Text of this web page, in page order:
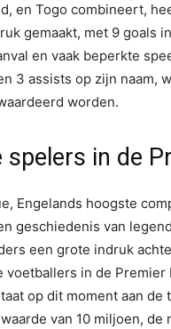
en Togo combineert,
gemaakt, met 9 goals
en vaak beperkte
3 assists op zijn naam,
worden.
spelers in de
Engelands hoogste
geschiedenis van
een grote indruk
voetballers in de
op dit moment aan
van 10 miljoen,